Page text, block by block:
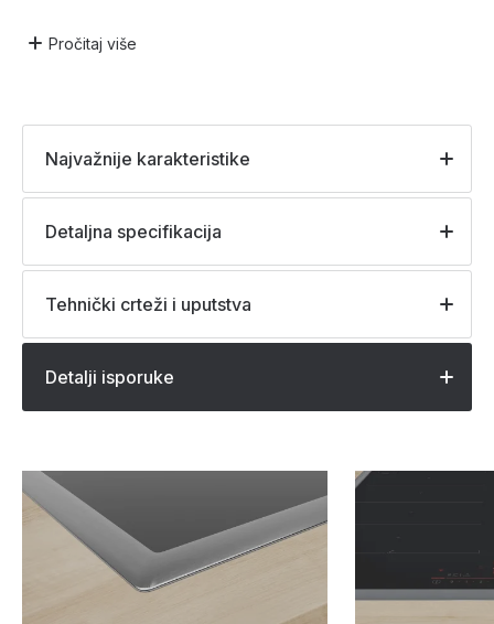
Pročitaj više
Najvažnije karakteristike
Detaljna specifikacija
Tehnički crteži i uputstva
Detalji isporuke